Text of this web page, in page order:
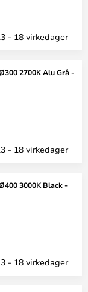
- 18 virkedager
2700K Alu Grå -
- 18 virkedager
3000K Black -
- 18 virkedager